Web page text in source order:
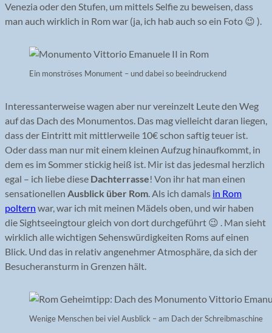
Venezia oder den Stufen, um mittels Selfie zu beweisen, dass
man auch wirklich in Rom war (ja, ich hab auch so ein Foto 😉 ).
Ein monströses Monument – und dabei so beeindruckend
Interessanterweise wagen aber nur vereinzelt Leute den Weg
auf das Dach des Monumentos. Das mag vielleicht daran liegen,
dass der Eintritt mit mittlerweile 10€ schon saftig teuer ist.
Oder dass man nur mit einem kleinen Aufzug hinaufkommt, in
dem es im Sommer stickig heiß ist. Mir ist das jedesmal herzlich
egal – ich liebe diese Dachterrasse! Von ihr hat man einen
sensationellen Ausblick über Rom. Als ich damals in Rom
poltern war, war ich mit meinen Mädels oben, und wir haben
die Sightseeingtour gleich von dort durchgeführt 😉 . Man sieht
wirklich alle wichtigen Sehenswürdigkeiten Roms auf einen
Blick. Und das in relativ angenehmer Atmosphäre, da sich der
Besucheransturm in Grenzen hält.
Wenige Menschen bei viel Ausblick – am Dach der Schreibmaschine